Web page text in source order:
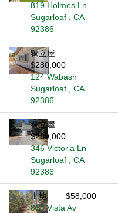
819 Holmes Ln
Sugarloaf , CA
92386
獨立屋
$280,000
124 Wabash
Sugarloaf , CA
92386
獨立屋
$289,000
346 Victoria Ln
Sugarloaf , CA
92386
土地
$58,000
810 Vista Av